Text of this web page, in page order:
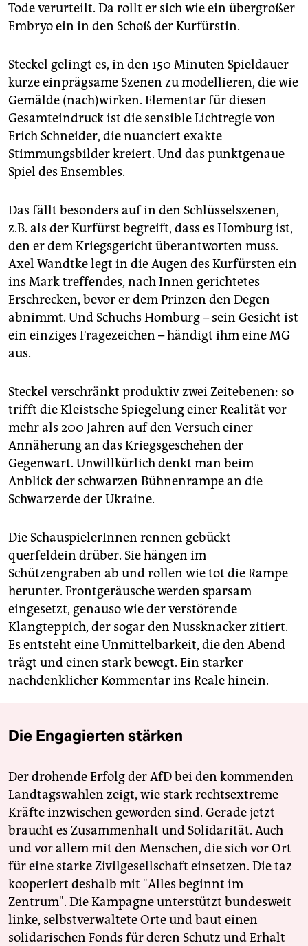
Tode verurteilt. Da rollt er sich wie ein übergroßer
Embryo ein in den Schoß der Kurfürstin.
Steckel gelingt es, in den 150 Minuten Spieldauer
kurze einprägsame Szenen zu modellieren, die wie
Gemälde (nach)wirken. Elementar für diesen
Gesamteindruck ist die sensible Lichtregie von
Erich Schneider, die nuanciert exakte
Stimmungsbilder kreiert. Und das punktgenaue
Spiel des Ensembles.
Das fällt besonders auf in den Schlüsselszenen,
z.B. als der Kurfürst begreift, dass es Homburg ist,
den er dem Kriegsgericht überantworten muss.
Axel Wandtke legt in die Augen des Kurfürsten ein
ins Mark treffendes, nach Innen gerichtetes
Erschrecken, bevor er dem Prinzen den Degen
abnimmt. Und Schuchs Homburg – sein Gesicht ist
ein einziges Fragezeichen – händigt ihm eine MG
aus.
Steckel verschränkt produktiv zwei Zeitebenen: so
trifft die Kleistsche Spiegelung einer Realität vor
mehr als 200 Jahren auf den Versuch einer
Annäherung an das Kriegsgeschehen der
Gegenwart. Unwillkürlich denkt man beim
Anblick der schwarzen Bühnenrampe an die
Schwarzerde der Ukraine.
Die SchauspielerInnen rennen gebückt
querfeldein drüber. Sie hängen im
Schützengraben ab und rollen wie tot die Rampe
herunter. Frontgeräusche werden sparsam
eingesetzt, genauso wie der verstörende
Klangteppich, der sogar den Nussknacker zitiert.
Es entsteht eine Unmittelbarkeit, die den Abend
trägt und einen stark bewegt. Ein starker
nachdenklicher Kommentar ins Reale hinein.
Die Engagierten stärken
Der drohende Erfolg der AfD bei den kommenden
Landtagswahlen zeigt, wie stark rechtsextreme
Kräfte inzwischen geworden sind. Gerade jetzt
braucht es Zusammenhalt und Solidarität. Auch
und vor allem mit den Menschen, die sich vor Ort
für eine starke Zivilgesellschaft einsetzen. Die taz
kooperiert deshalb mit "Alles beginnt im
Zentrum". Die Kampagne unterstützt bundesweit
linke, selbstverwaltete Orte und baut einen
solidarischen Fonds für deren Schutz und Erhalt